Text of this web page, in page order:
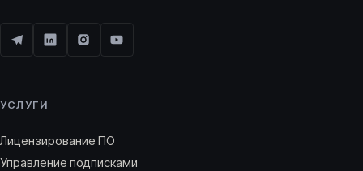
УСЛУГИ
Лицензирование ПО
Управление подписками